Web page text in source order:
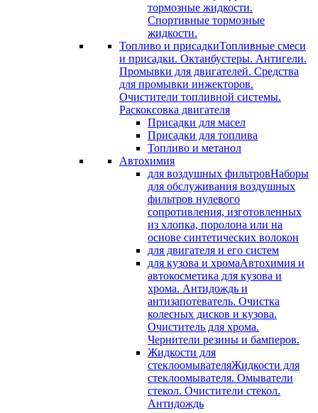
тормозные жидкости.
Спортивные тормозные
жидкости.
Топливо и присадкиТопливные смеси
и присадки. Октанбустеры. Антигели.
Промывки для двигателей. Средства
для промывки инжекторов.
Очистители топливной системы.
Раскоксовка двигателя
Присадки для масел
Присадки для топлива
Топливо и метанол
Автохимия
для воздушных фильтровНаборы
для обслуживания воздушных
фильтров нулевого
сопротивления, изготовленных
из хлопка, поролона или на
основе синтетических волокон
для двигателя и его систем
для кузова и хромаАвтохимия и
автокосметика для кузова и
хрома. Антидождь и
антизапотеватель. Очистка
колесных дисков и кузова.
Очиститель для хрома.
Чернители резины и бамперов.
Жидкости для
стеклоомывателяЖидкости для
стеклоомывателя. Омыватели
стекол. Очистители стекол.
Антидождь